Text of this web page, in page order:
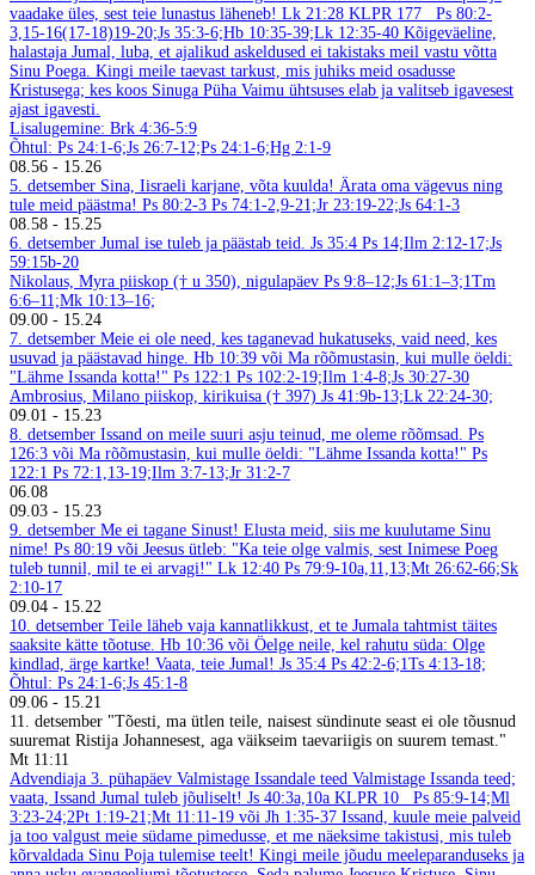
vaadake üles, sest teie lunastus läheneb! Lk 21:28 KLPR 177
Ps 80:2-
3,15-16(17-18)19-20;Js 35:3-6;Hb 10:35-39;Lk 12:35-40 Kõigeväeline,
halastaja Jumal, luba, et ajalikud askeldused ei takistaks meil vastu võtta
Sinu Poega. Kingi meile taevast tarkust, mis juhiks meid osadusse
Kristusega; kes koos Sinuga Püha Vaimu ühtsuses elab ja valitseb igavesest
ajast igavesti.
Lisalugemine: Brk 4:36-5:9
Õhtul: Ps 24:1-6;Js 26:7-12;Ps 24:1-6;Hg 2:1-9
08.56 - 15.26
5. detsember Sina, Iisraeli karjane, võta kuulda! Ärata oma vägevus ning
tule meid päästma! Ps 80:2-3 Ps 74:1-2,9-21;Jr 23:19-22;Js 64:1-3
08.58 - 15.25
6. detsember Jumal ise tuleb ja päästab teid. Js 35:4 Ps 14;Ilm 2:12-17;Js
59:15b-20
Nikolaus, Myra piiskop († u 350), nigulapäev Ps 9:8–12;Js 61:1–3;1Tm
6:6–11;Mk 10:13–16;
09.00 - 15.24
7. detsember Meie ei ole need, kes taganevad hukatuseks, vaid need, kes
usuvad ja päästavad hinge. Hb 10:39 või Ma rõõmustasin, kui mulle öeldi:
"Lähme Issanda kotta!" Ps 122:1 Ps 102:2-19;Ilm 1:4-8;Js 30:27-30
Ambrosius, Milano piiskop, kirikuisa († 397) Js 41:9b-13;Lk 22:24-30;
09.01 - 15.23
8. detsember Issand on meile suuri asju teinud, me oleme rõõmsad. Ps
126:3 või Ma rõõmustasin, kui mulle öeldi: "Lähme Issanda kotta!" Ps
122:1 Ps 72:1,13-19;Ilm 3:7-13;Jr 31:2-7
06.08
09.03 - 15.23
9. detsember Me ei tagane Sinust! Elusta meid, siis me kuulutame Sinu
nime! Ps 80:19 või Jeesus ütleb: "Ka teie olge valmis, sest Inimese Poeg
tuleb tunnil, mil te ei arvagi!" Lk 12:40 Ps 79:9-10a,11,13;Mt 26:62-66;Sk
2:10-17
09.04 - 15.22
10. detsember Teile läheb vaja kannatlikkust, et te Jumala tahtmist täites
saaksite kätte tõotuse. Hb 10:36 või Öelge neile, kel rahutu süda: Olge
kindlad, ärge kartke! Vaata, teie Jumal! Js 35:4 Ps 42:2-6;1Ts 4:13-18;
Õhtul: Ps 24:1-6;Js 45:1-8
09.06 - 15.21
11. detsember "Tõesti, ma ütlen teile, naisest sündinute seast ei ole tõusnud
suuremat Ristija Johannesest, aga väikseim taevariigis on suurem temast."
Mt 11:11
Advendiaja 3. pühapäev Valmistage Issandale teed Valmistage Issanda teed;
vaata, Issand Jumal tuleb jõuliselt! Js 40:3a,10a KLPR 10
Ps 85:9-14;Ml
3:23-24;2Pt 1:19-21;Mt 11:11-19 või Jh 1:35-37 Issand, kuule meie palveid
ja too valgust meie südame pimedusse, et me näeksime takistusi, mis tuleb
kõrvaldada Sinu Poja tulemise teelt! Kingi meile jõudu meeleparanduseks ja